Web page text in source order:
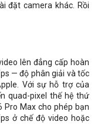
đặt camera khác. Rồi
lên đẳng cấp hoàn
— độ phân giải và tốc
Với sự hỗ trợ của
quad-pixel thế hệ thứ
Pro Max cho phép bạn
ở chế độ video hoặc